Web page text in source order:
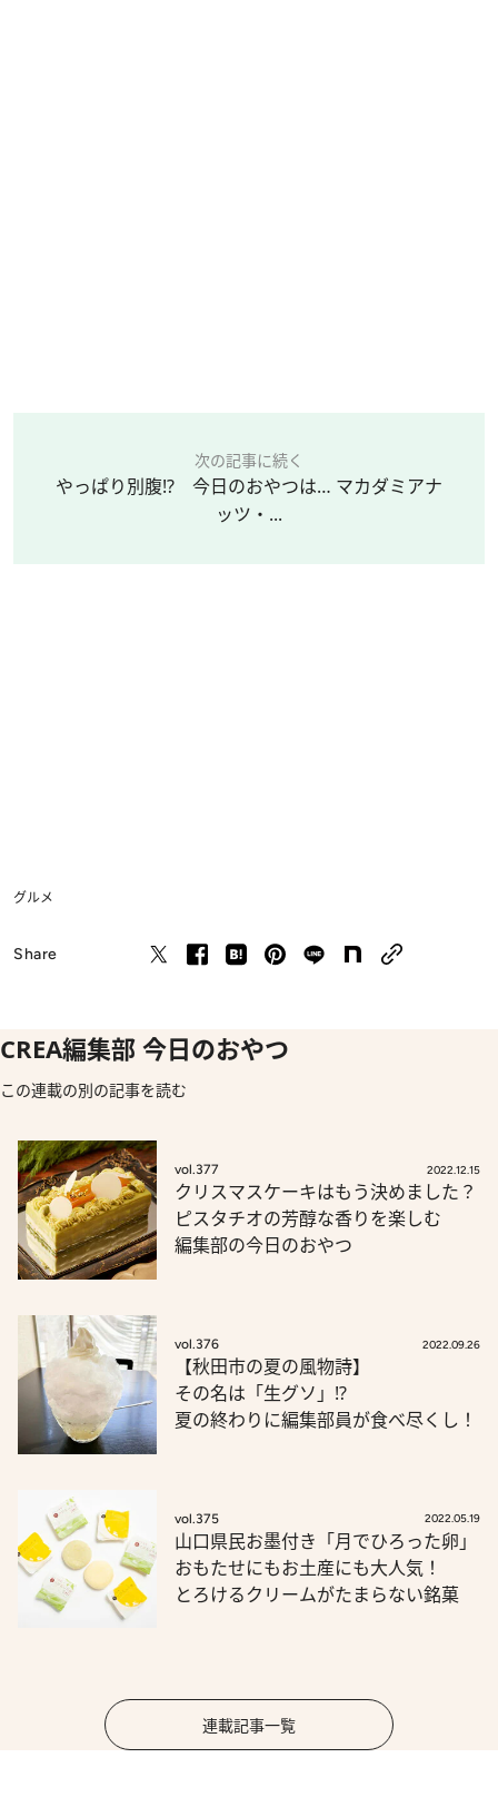
次の記事に続く
やっぱり別腹!? 今日のおやつは… マカダミアナ
ッツ・...
グルメ
Share
CREA編集部 今日のおやつ
この連載の別の記事を読む
vol.377 2022.12.15
クリスマスケーキはもう決めました？
ピスタチオの芳醇な香りを楽しむ
編集部の今日のおやつ
vol.376 2022.09.26
【秋田市の夏の風物詩】
その名は「生グソ」!?
夏の終わりに編集部員が食べ尽くし！
vol.375 2022.05.19
山口県民お墨付き「月でひろった卵」
おもたせにもお土産にも大人気！
とろけるクリームがたまらない銘菓
連載記事一覧